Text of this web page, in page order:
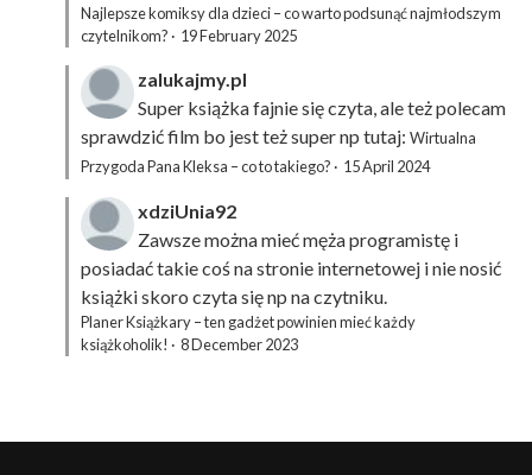
Najlepsze komiksy dla dzieci – co warto podsunąć najmłodszym
czytelnikom? · 19 February 2025
zalukajmy.pl
Super książka fajnie się czyta, ale też polecam
sprawdzić film bo jest też super np tutaj: Wirtualna
Przygoda Pana Kleksa – co to takiego? · 15 April 2024
xdziUnia92
Zawsze można mieć męża programistę i
posiadać takie coś na stronie internetowej i nie nosić
książki skoro czyta się np na czytniku.
Planer Książkary – ten gadżet powinien mieć każdy
książkoholik! · 8 December 2023